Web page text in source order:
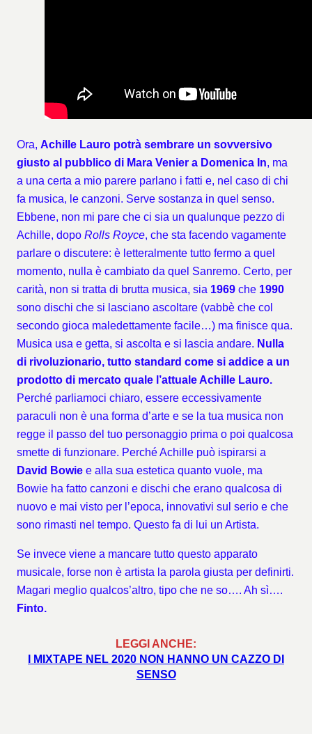
Ora, Achille Lauro potrà sembrare un sovversivo
giusto al pubblico di Mara Venier a Domenica In, ma
a una certa a mio parere parlano i fatti e, nel caso di chi
fa musica, le canzoni. Serve sostanza in quel senso.
Ebbene, non mi pare che ci sia un qualunque pezzo di
Achille, dopo Rolls Royce, che sta facendo vagamente
parlare o discutere: è letteralmente tutto fermo a quel
momento, nulla è cambiato da quel Sanremo. Certo, per
carità, non si tratta di brutta musica, sia 1969 che 1990
sono dischi che si lasciano ascoltare (vabbè che col
secondo gioca maledettamente facile…) ma finisce qua.
Musica usa e getta, si ascolta e si lascia andare. Nulla
di rivoluzionario, tutto standard come si addice a un
prodotto di mercato quale l’attuale Achille Lauro.
Perché parliamoci chiaro, essere eccessivamente
paraculi non è una forma d’arte e se la tua musica non
regge il passo del tuo personaggio prima o poi qualcosa
smette di funzionare. Perché Achille può ispirarsi a
David Bowie e alla sua estetica quanto vuole, ma
Bowie ha fatto canzoni e dischi che erano qualcosa di
nuovo e mai visto per l’epoca, innovativi sul serio e che
sono rimasti nel tempo. Questo fa di lui un Artista.
Se invece viene a mancare tutto questo apparato
musicale, forse non è artista la parola giusta per definirti.
Magari meglio qualcos’altro, tipo che ne so…. Ah sì….
Finto.
LEGGI ANCHE:
I MIXTAPE NEL 2020 NON HANNO UN CAZZO DI
SENSO